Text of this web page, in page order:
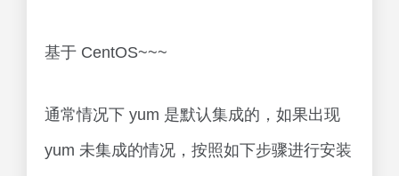
基于 CentOS~~~
通常情况下 yum 是默认集成的，如果出现
yum 未集成的情况，按照如下步骤进行安装